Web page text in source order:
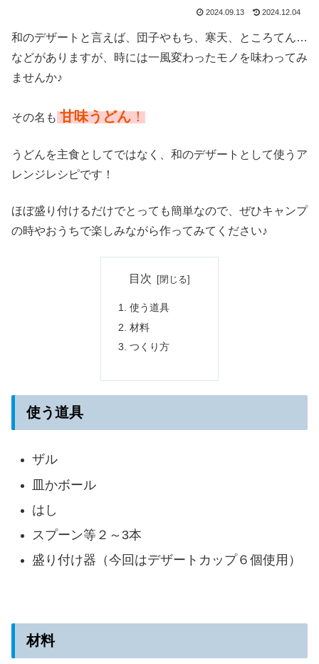
2024.09.13 2024.12.04
和のデザートと言えば、団子やもち、寒天、ところてん…
などがありますが、時には一風変わったモノを味わってみ
ませんか♪
その名も 甘味うどん！
うどんを主食としてではなく、和のデザートとして使うア
レンジレシピです！
ほぼ盛り付けるだけでとっても簡単なので、ぜひキャンプ
の時やおうちで楽しみながら作ってみてください♪
目次
使う道具
材料
つくり方
使う道具
ザル
皿かボール
はし
スプーン等２～3本
盛り付け器 （今回はデザートカップ６個使用）
材料